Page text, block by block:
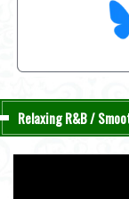
Relaxing R&B /